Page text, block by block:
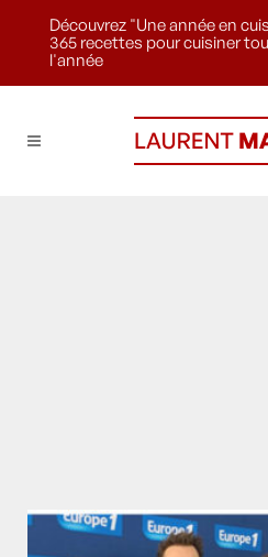
Découvrez "Une année en
365 recettes pour cuisiner
l'année